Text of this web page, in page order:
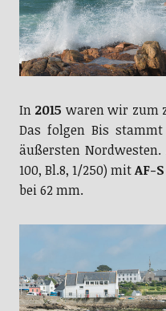
In 2015 waren wir zum
Das folgen Bis
äußersten Nordwesten.
100, Bl.8, 1/250) mitAF-
bei 62 mm.